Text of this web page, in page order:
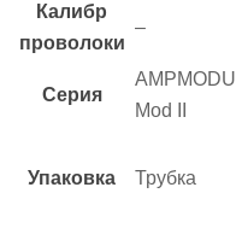
Калибр
проволоки
–
Серия
AMPMODU
Mod II
Упаковка Трубка